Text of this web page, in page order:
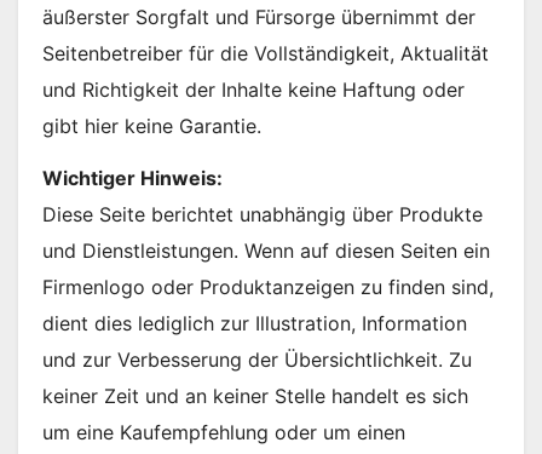
äußerster Sorgfalt und Fürsorge übernimmt der
Seitenbetreiber für die Vollständigkeit, Aktualität
und Richtigkeit der Inhalte keine Haftung oder
gibt hier keine Garantie.
Wichtiger Hinweis:
Diese Seite berichtet unabhängig über Produkte
und Dienstleistungen. Wenn auf diesen Seiten ein
Firmenlogo oder Produktanzeigen zu finden sind,
dient dies lediglich zur Illustration, Information
und zur Verbesserung der Übersichtlichkeit. Zu
keiner Zeit und an keiner Stelle handelt es sich
um eine Kaufempfehlung oder um einen